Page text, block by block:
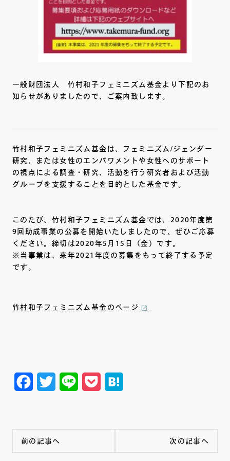
一般財団法人 竹村和子フェミニズム基金より下記のお
知らせがありましたので、ご案内致します。
竹村和子フェミニズム基金は、フェミニズム/ジェンダー
研究、または女性のエンパワメントや女性へのサポート
の視点による調査・研究、活動を行う研究者および活動
グループを支援することを目的とした基金です。
このたび、竹村和子フェミニズム基金では、2020年度第
9回助成事業の公募を開始いたしましたので、ぜひご応募
ください。締切は2020年5月15日（金）です。
※当事業は、来年2021年度の募集をもって終了する予定
です。
竹村和子フェミニズム基金のページ
Facebook
TwitterLine Pocket
前の記事へ 次の記事へ